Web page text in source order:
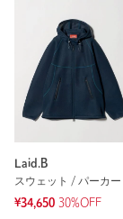
Laid.B
スウェット / パーカー
¥34,650 30%OFF